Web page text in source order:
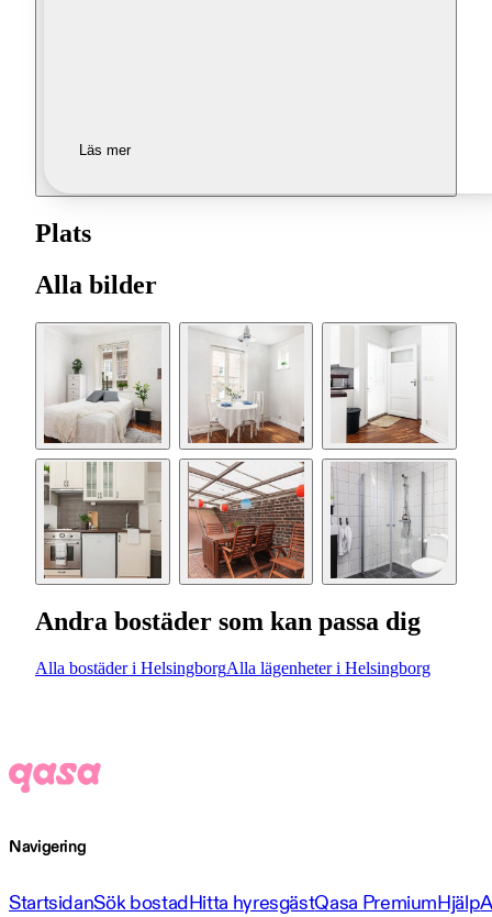
Läs mer
Plats
Alla bilder
Andra bostäder som kan passa dig
Alla bostäder i HelsingborgAlla lägenheter i Helsingborg
Navigering
StartsidanSök bostadHitta hyresgästQasa PremiumHjälp